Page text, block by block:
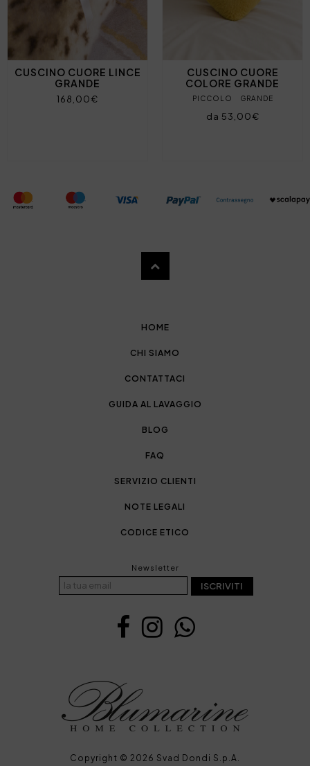
CUSCINO CUORE LINCE
GRANDE
168,00€
CUSCINO CUORE
COLORE GRANDE
PICCOLO GRANDE
da 53,00€
HOME
CHI SIAMO
CONTATTACI
GUIDA AL LAVAGGIO
BLOG
FAQ
SERVIZIO CLIENTI
NOTE LEGALI
CODICE ETICO
Newsletter
ISCRIVITI
Copyright © 2026 Svad Dondi S.p.A.